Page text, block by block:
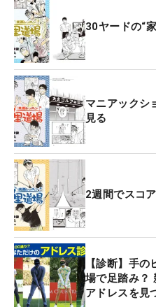
30ヤードの“
マニアックシ
見る
2週間でスコ
【診断】手
場で足踏み？
アドレスを見